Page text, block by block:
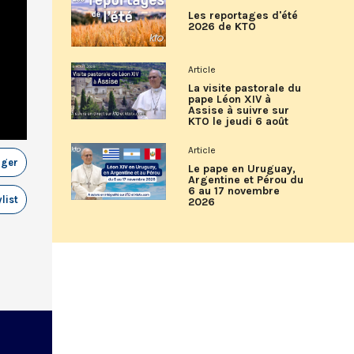
Les reportages d'été
2026 de KTO
Article
La visite pastorale du
pape Léon XIV à
Assise à suivre sur
KTO le jeudi 6 août
Article
Le pape en Uruguay,
Argentine et Pérou du
6 au 17 novembre
2026